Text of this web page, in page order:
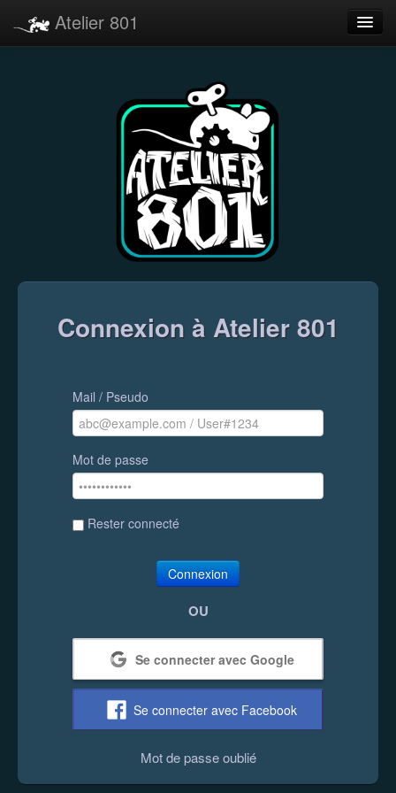
Atelier 801
Connexion à Atelier 801
Mail / Pseudo
Mot de passe
Rester connecté
Connexion
OU
Se connecter avec Google
Se connecter avec Facebook
Mot de passe oublié